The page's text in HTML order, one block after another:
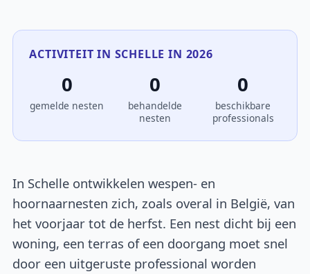
ACTIVITEIT IN SCHELLE IN 2026
0
gemelde nesten
0
behandelde
nesten
0
beschikbare
professionals
In Schelle ontwikkelen wespen- en
hoornaarnesten zich, zoals overal in België, van
het voorjaar tot de herfst. Een nest dicht bij een
woning, een terras of een doorgang moet snel
door een uitgeruste professional worden